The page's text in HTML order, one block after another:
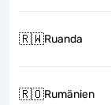
🇷🇼Ruanda
🇷🇴Rumänien